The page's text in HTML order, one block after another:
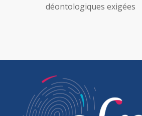
déontologiques exigées